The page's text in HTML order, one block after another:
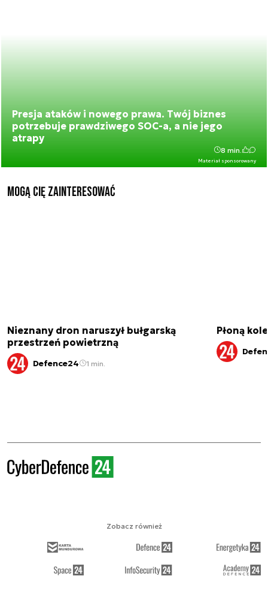
Presja ataków i nowego prawa. Twój biznes
potrzebuje prawdziwego SOC-a, a nie jego
atrapy
Materiał sponsorowany
8 min.
Mogą Cię zainteresować
Nieznany dron naruszył bułgarską
przestrzeń powietrzną
Defence24 1 min.
Płoną
Zobacz również